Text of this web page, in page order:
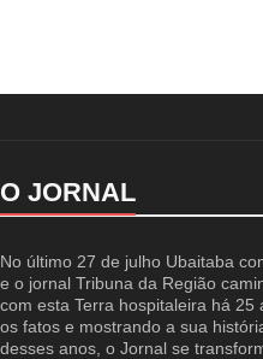
O JORNAL
No último 27 de julho Ubaitaba
e o jornal Tribuna da Região
com esta Terra hospitaleira há 25
os fatos e mostrando a sua
desses anos, o Jornal se